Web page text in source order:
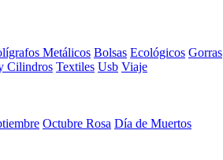
Metálicos Bolsas Ecológicos Gorras
Cilindros Textiles Usb Viaje
Octubre Rosa Día de Muertos